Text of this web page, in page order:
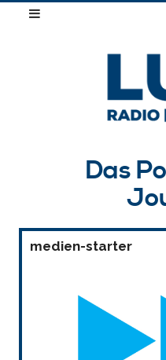
Das
medien-starter